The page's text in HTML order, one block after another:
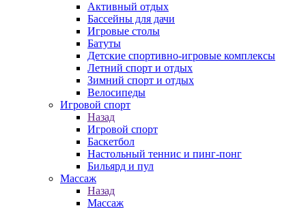
Активный отдых
Бассейны для дачи
Игровые столы
Батуты
Детские спортивно-игровые комплексы
Летний спорт и отдых
Зимний спорт и отдых
Велосипеды
Игровой спорт
Назад
Игровой спорт
Баскетбол
Настольный теннис и пинг-понг
Бильярд и пул
Массаж
Назад
Массаж